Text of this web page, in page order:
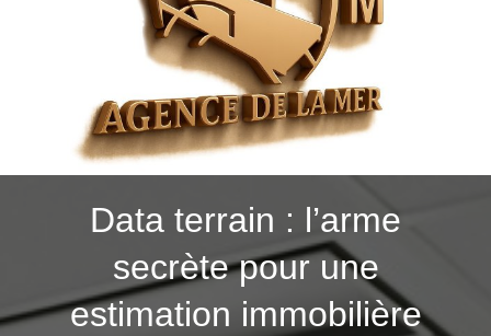
Data terrain : l’arme
secrète pour une
estimation immobilière